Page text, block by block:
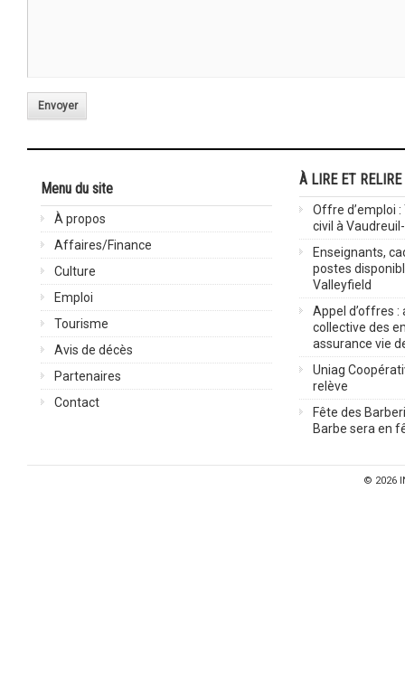
Envoyer
Menu du site
À propos
Affaires/Finance
Culture
Emploi
Tourisme
Avis de décès
Partenaires
Contact
À LIRE ET RELIRE
Offre d’emploi
civil à
Enseignants,
postes
Valleyfield
Appel d’offres :
collective des
assurance vie
Uniag
relève
Fête des
Barbe sera en
© 2026